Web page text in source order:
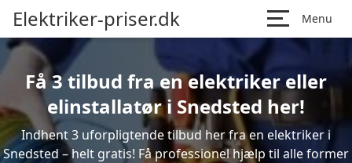
Elektriker-priser.dk Menu
Få 3 tilbud fra en elektriker eller
elinstallatør i Snedsted her!
Indhent 3 uforpligtende tilbud her fra en elektriker i
Snedsted – helt gratis! Få professionel hjælp til alle former